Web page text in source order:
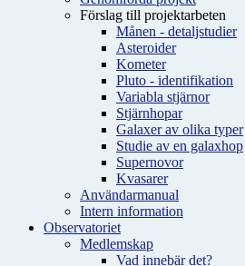
Förslag till projektarbeten
Månen - detaljstudier
Asteroider
Kometer
Pluto - identifikation
Variabla stjärnor
Stjärnhopar
Galaxer av olika typer
Studie av en galaxhop
Supernovor
Kvasarer
Användarmanual
Intern information
Observatoriet
Medlemskap
Vad innebär det?